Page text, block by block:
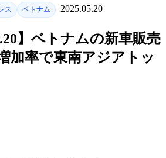
ス ベトナム 2025.05.20
】ベトナムの新車販売
加率で東南アジアトッ